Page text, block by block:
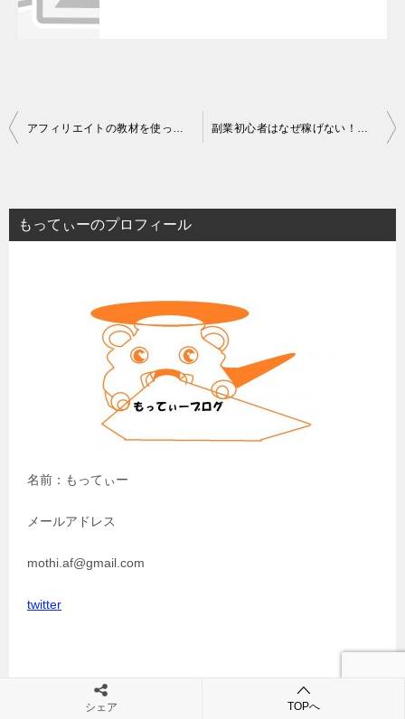
投
ビ
ゲ
アフィリエイトの教材を使っても何故稼げないのか？ 副業初心者はなぜ稼げない！？理由と稼ぐには・・・
もってぃーのプロフィール
名前：もってぃー
メールアドレス
mothi.af@gmail.com
twitter
シェア TOPへ